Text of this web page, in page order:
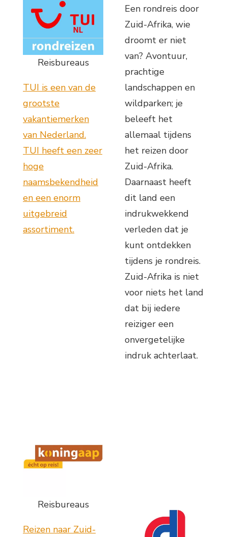
Reisbureaus
TUI is een van de
grootste
vakantiemerken
van Nederland.
TUI heeft een zeer
hoge
naamsbekendheid
en een enorm
uitgebreid
assortiment.
Een rondreis door
Zuid-Afrika, wie
droomt er niet
van? Avontuur,
prachtige
landschappen en
wildparken; je
beleeft het
allemaal tijdens
het reizen door
Zuid-Afrika.
Daarnaast heeft
dit land een
indrukwekkend
verleden dat je
kunt ontdekken
tijdens je rondreis.
Zuid-Afrika is niet
voor niets het land
dat bij iedere
reiziger een
onvergetelijke
indruk achterlaat.
Reisbureaus
Reizen naar Zuid-